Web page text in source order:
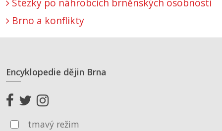
Stezky po náhrobcích brněnských osobností
Brno a konflikty
Encyklopedie dějin Brna
tmavý režim